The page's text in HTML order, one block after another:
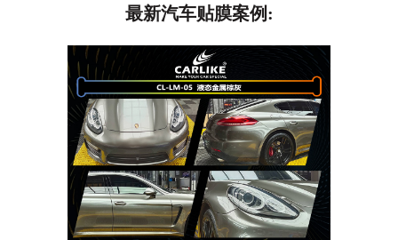
最新汽车贴膜案例: